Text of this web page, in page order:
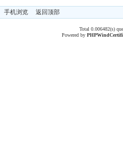
手机浏览 返回顶部
Total 0.006482(s)
Powered byPHPWind